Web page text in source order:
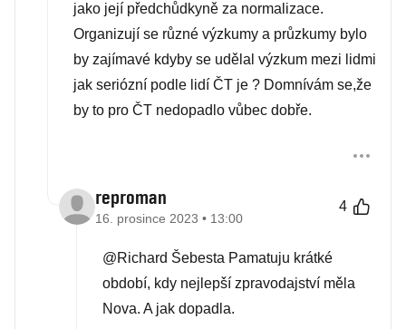
jako její předchůdkyně za normalizace.
Organizují se různé výzkumy a průzkumy bylo
by zajímavé kdyby se udělal výzkum mezi lidmi
jak seriózní podle lidí ČT je ? Domnívám se,že
by to pro ČT nedopadlo vůbec dobře.
reproman
16. prosince 2023 • 13:00
4
@Richard Šebesta Pamatuju krátké
období, kdy nejlepší zpravodajství měla
Nova. A jak dopadla.